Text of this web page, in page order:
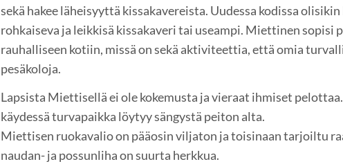
sekä hakee läheisyyttä kissakavereista. Uudessa kodissa
rohkaiseva ja leikkisä kissakaveri tai useampi. Miettinen sopisi
rauhalliseen kotiin, missä on sekä aktiviteettia, että omia
pesäkoloja.
Lapsista Miettisellä ei ole kokemusta ja vieraat ihmiset
käydessä turvapaikka löytyy sängystä peiton alta.
Miettisen ruokavalio on pääosin viljaton ja toisinaan tarjoiltu
naudan- ja possunliha on suurta herkkua.